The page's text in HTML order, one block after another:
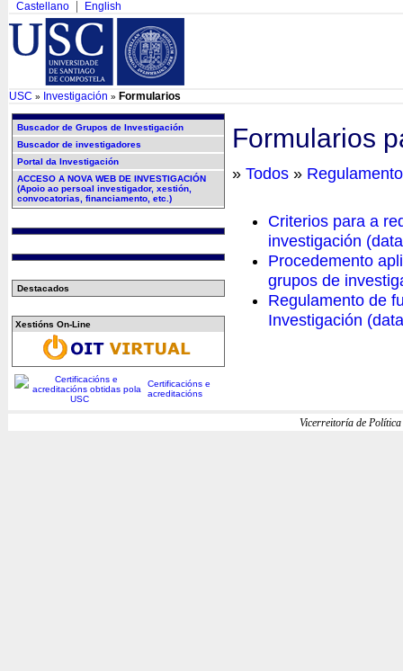
Castellano English
USC » Investigación » Formularios
Buscador de Grupos de Investigación
Buscador de investigadores
Portal da Investigación
ACCESO A NOVA WEB DE INVESTIGACIÓN
(Apoio ao persoal investigador, xestión,
convocatorias, financiamento, etc.)
Destacados
Xestións On-Line
Certificacións e
acreditacións
Formularios
» Todos »
Criterios para a
investigación
Procedemento
grupos de
Regulamento de
Investigación
Vicerreitoría de